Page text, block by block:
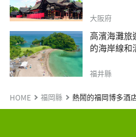
大阪府
高濱海灘旅
的海岸線和
福井縣
HOME 福岡縣 熱鬧的福岡博多酒